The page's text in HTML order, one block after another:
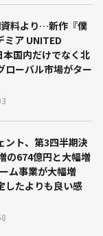
料より…新作『僕
ミア UNITED
本国内だけでなく北
ローバル市場がター
ント、第3四半期決
の674億円と大幅増
ム事業が大幅増
たよりも良い感